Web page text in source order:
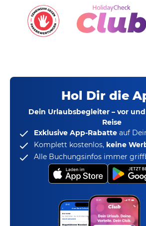
Hol Dir die
Dein Urlaubsbegleiter – vor
Reise
Exklusive App-Rabatte auf
Komplett kostenlos, keine
Alle Buchungsinfos immer